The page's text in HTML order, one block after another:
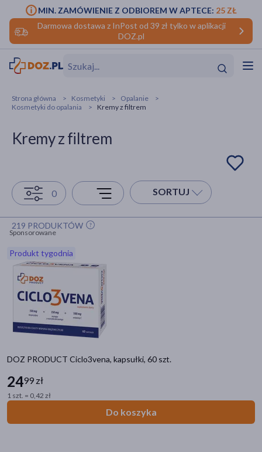
Darmowa dostawa z InPost od 39 zł tylko w aplikacji
DOZ.pl
MIN. ZAMÓWIENIE Z ODBIOREM W APTECE: 25 ZŁ
Hit
Hit
makijażu
Strona główna Kosmetyki
Opalanie
Kosmetyki do opalania
Kremy z filtrem
Kremy z filtrem
0 SORTUJ
219 PRODUKTÓW
Sponsorowane
Produkt tygodnia
DOZ PRODUCT Ciclo3vena, kapsułki, 60 szt.
2499 zł
1 szt. = 0,42 zł
Do koszyka